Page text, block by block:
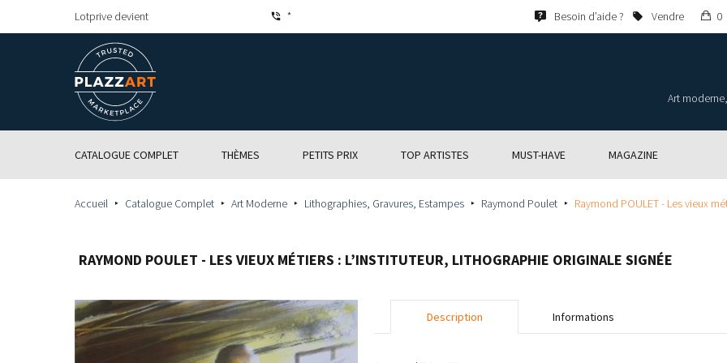
Lotprive devient * Besoin d’aide ? Vendre
Mon
0
Art
CATALOGUE COMPLET THÈMES PETITS PRIX TOP ARTISTES MUST-HAVE MAGAZINE
Accueil Catalogue Complet Art Moderne Lithographies, Gravures, Estampes Raymond Poulet Raymond POULET - Les vieux
RAYMOND POULET - LES VIEUX MÉTIERS : L’INSTITUTEUR, LITHOGRAPHIE ORIGINALE SIGNÉE
Description Informations